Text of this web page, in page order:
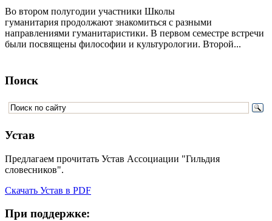
Во втором полугодии участники Школы
гуманитария продолжают знакомиться с разными
направлениями гуманитаристики. В первом семестре встречи
были посвящены философии и культурологии. Второй...
Поиск
Устав
Предлагаем прочитать Устав Ассоциации "Гильдия
словесников".
Скачать Устав в PDF
При поддержке: